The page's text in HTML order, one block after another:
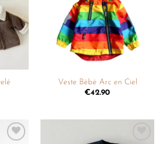
souhaits
souhaits
Veste Bébé Arc en Ciel
€42.90